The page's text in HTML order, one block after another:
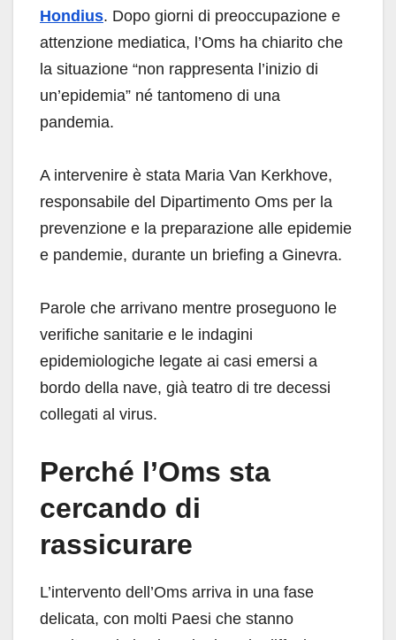
Hondius. Dopo giorni di preoccupazione e
attenzione mediatica, l’Oms ha chiarito che
la situazione “non rappresenta l’inizio di
un’epidemia” né tantomeno di una
pandemia.
A intervenire è stata Maria Van Kerkhove,
responsabile del Dipartimento Oms per la
prevenzione e la preparazione alle epidemie
e pandemie, durante un briefing a Ginevra.
Parole che arrivano mentre proseguono le
verifiche sanitarie e le indagini
epidemiologiche legate ai casi emersi a
bordo della nave, già teatro di tre decessi
collegati al virus.
Perché l’Oms sta
cercando di
rassicurare
L’intervento dell’Oms arriva in una fase
delicata, con molti Paesi che stanno